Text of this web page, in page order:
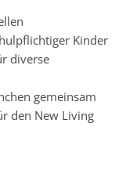
Kinder
diverse
gemeinsam
den New Living